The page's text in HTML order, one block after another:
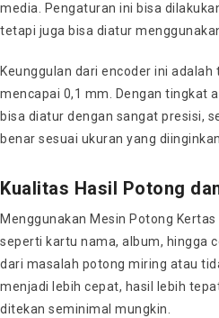
media. Pengaturan ini bisa
tetapi juga bisa diatur
Keunggulan dari encoder ini
mencapai 0,1 mm. Dengan tingkat
bisa diatur dengan sangat presisi,
benar sesuai ukuran yang
Kualitas Hasil Potong
Menggunakan Mesin Potong Kertas
seperti kartu nama, album, hingga
dari masalah potong miring atau
menjadi lebih cepat, hasil lebih
ditekan seminimal mungkin.